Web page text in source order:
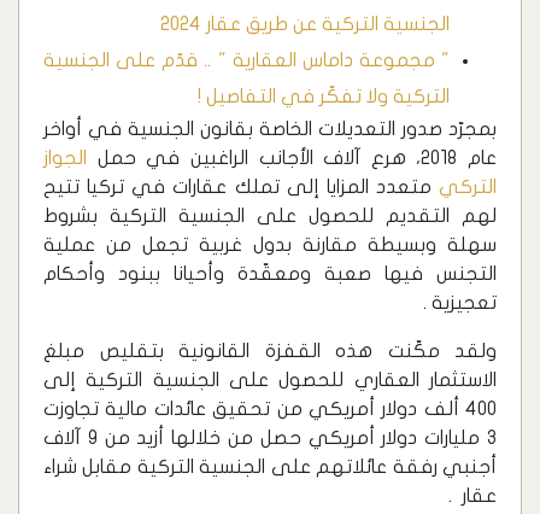
الجنسية التركية عن طريق عقار 2024
" مجموعة داماس العقارية " .. قدّم على الجنسية
التركية ولا تفكّر في التفاصيل !
بمجرّد صدور التعديلات الخاصة بقانون الجنسية في أواخر
عام 2018، هرع آلاف الأجانب الراغبين في حمل
الجواز
التركي متعدد المزايا إلى تملك عقارات في تركيا تتيح
لهم التقديم للحصول على الجنسية التركية بشروط
سهلة وبسيطة مقارنة بدول غربية تجعل من عملية
التجنس فيها صعبة ومعقّدة وأحيانا ببنود وأحكام
تعجيزية .
ولقد مكّنت هذه القفزة القانونية بتقليص مبلغ
الاستثمار العقاري للحصول على الجنسية التركية إلى
400 ألف دولار أمريكي من تحقيق عائدات مالية تجاوزت
3 مليارات دولار أمريكي حصل من خلالها أزيد من 9 آلاف
أجنبي رفقة عائلاتهم على الجنسية التركية مقابل شراء
عقار .